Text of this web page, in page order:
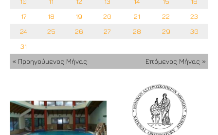
17
18 19 20 21 22
23
24
25 26 27 28 29
30
31
« Προηγούμενος Μήνας
Επόμενος Μήνας »